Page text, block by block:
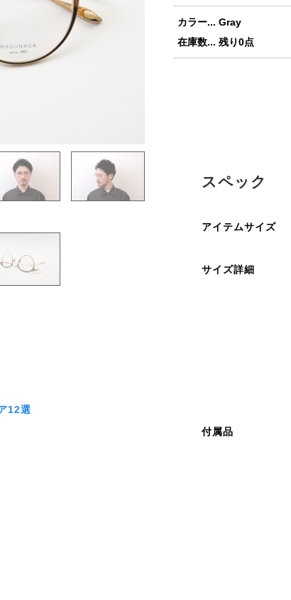
12選
カラー... Gray
在庫数... 残り0点
スペック
アイテムサイズ
サイズ詳細
付属品